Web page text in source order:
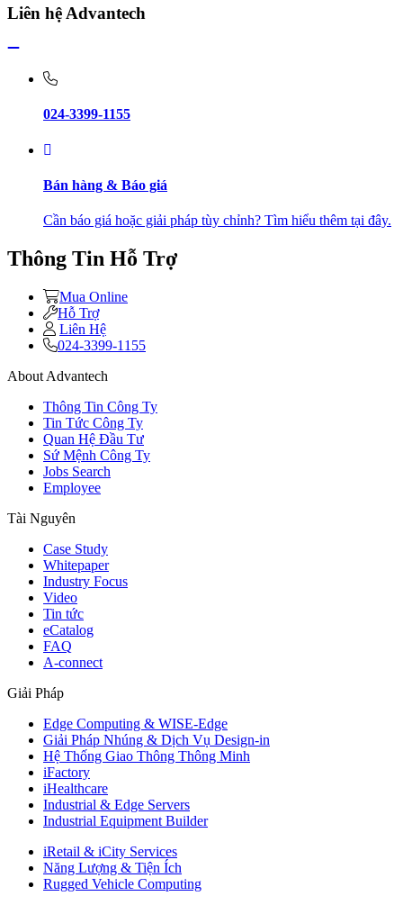
Liên hệ Advantech
024-3399-1155
Bán hàng & Báo giá
Cần báo giá hoặc giải pháp tùy chỉnh? Tìm hiểu thêm tại đây.
Thông Tin Hỗ Trợ
Mua Online
Hỗ Trợ
Liên Hệ
024-3399-1155
About Advantech
Thông Tin Công Ty
Tin Tức Công Ty
Quan Hệ Đầu Tư
Sứ Mệnh Công Ty
Jobs Search
Employee
Tài Nguyên
Case Study
Whitepaper
Industry Focus
Video
Tin tức
eCatalog
FAQ
A-connect
Giải Pháp
Edge Computing & WISE-Edge
Giải Pháp Nhúng & Dịch Vụ Design-in
Hệ Thống Giao Thông Thông Minh
iFactory
iHealthcare
Industrial & Edge Servers
Industrial Equipment Builder
iRetail & iCity Services
Năng Lượng & Tiện Ích
Rugged Vehicle Computing